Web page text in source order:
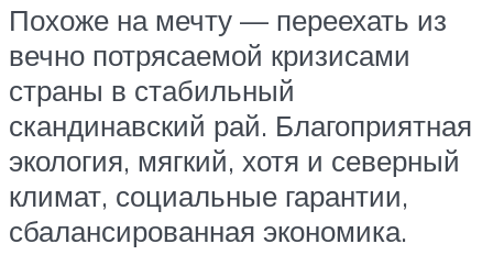
Похоже на мечту — переехать из
вечно потрясаемой кризисами
страны в стабильный
скандинавский рай. Благоприятная
экология, мягкий, хотя и северный
климат, социальные гарантии,
сбалансированная экономика.